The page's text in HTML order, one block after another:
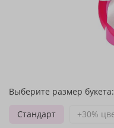
Выберите размер букета:
Стандарт
+30%